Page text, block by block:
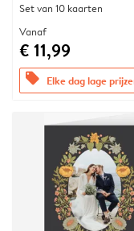
Set van 10 kaarten
Vanaf
€ 11,99
offers Elke dag lage